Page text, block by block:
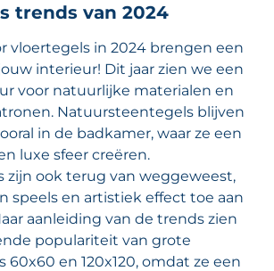
trends van 2024
vloertegels in 2024 brengen een
interieur! Dit jaar zien we een
voor natuurlijke materialen en
Natuursteentegels blijven
in de badkamer, waar ze een
luxe sfeer creëren.
zijn ook terug van weggeweest,
speels en artistiek effect toe aan
aanleiding van de trends zien
populariteit van grote
60x60 en 120x120, omdat ze een